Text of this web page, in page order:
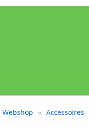
Webshop » Accessoires